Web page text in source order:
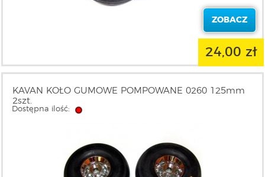
ZOBACZ
24,00 zł
KAVAN KOŁO GUMOWE POMPOWANE 0260 125mm
2szt.
Dostępna ilość: